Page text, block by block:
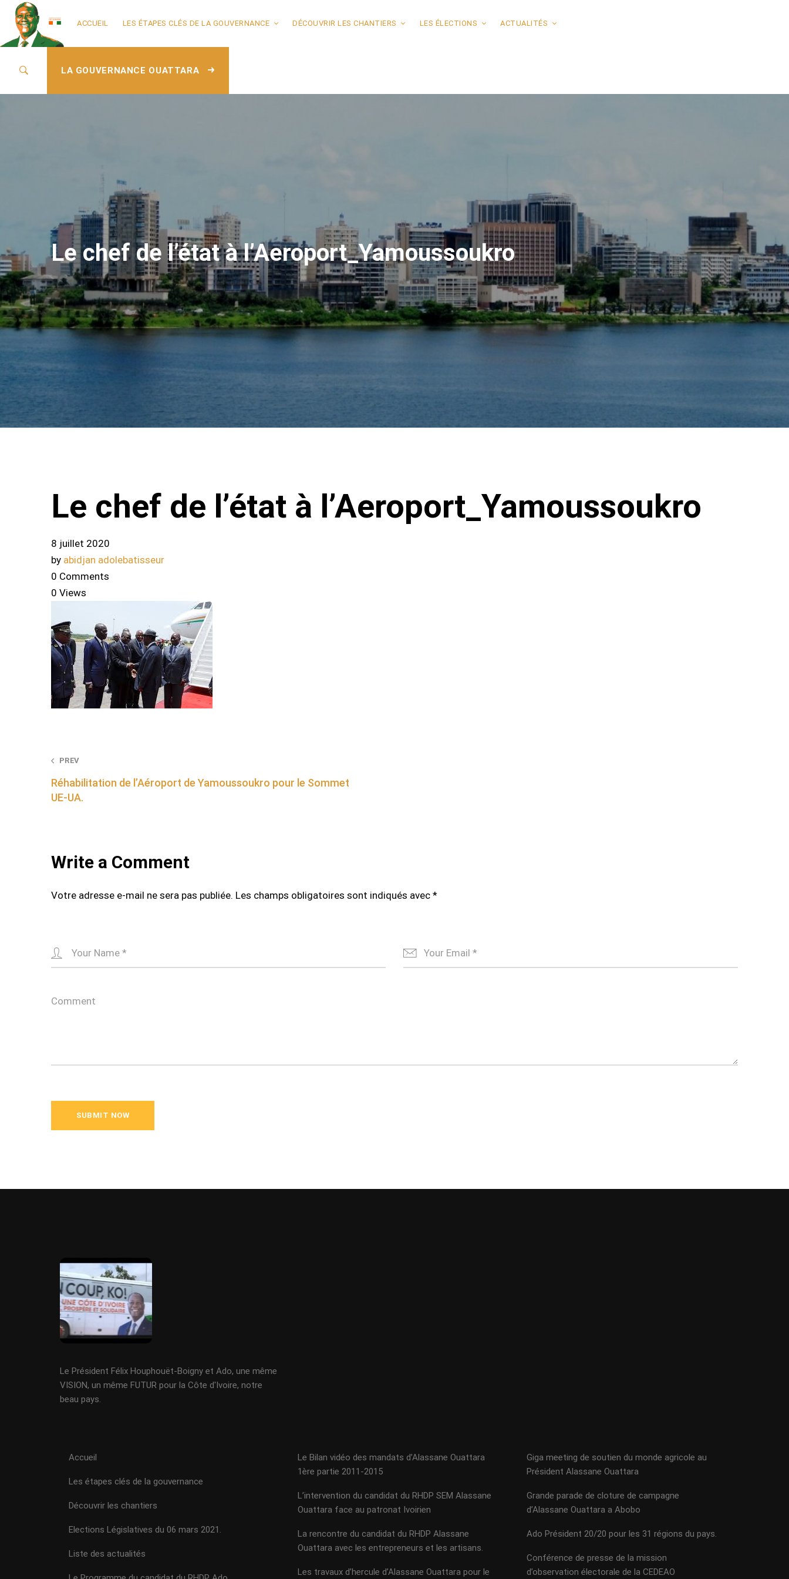
ACCUEIL LES ÉTAPES CLÉS DE LA GOUVERNANCE DÉCOUVRIR LES CHANTIERS LES ÉLECTIONS ACTUALITÉS
LA GOUVERNANCE OUATTARA
Le chef de l’état à l’Aeroport_Yamoussoukro
Le chef de l’état à l’Aeroport_Yamoussoukro
8 juillet 2020
by abidjan adolebatisseur
0 Comments
0 Views
Post
navigation
PREV
Réhabilitation de l’Aéroport de Yamoussoukro pour le Sommet
UE-UA.
Write a Comment
Votre adresse e-mail ne sera pas publiée. Les champs obligatoires sont indiqués avec *
Le Président Félix Houphouët-Boigny et Ado, une même
VISION, un même FUTUR pour la Côte d'Ivoire, notre
beau pays.
Accueil
Les étapes clés de la gouvernance
Découvrir les chantiers
Elections Législatives du 06 mars 2021.
Liste des actualités
Le Bilan vidéo des mandats d’Alassane Ouattara
1ère partie 2011-2015
L’intervention du candidat du RHDP SEM Alassane
Ouattara face au patronat Ivoirien
La rencontre du candidat du RHDP Alassane
Ouattara avec les entrepreneurs et les artisans.
Les travaux d’hercule d’Alassane Ouattara pour le
Giga meeting de soutien du monde agricole au
Président Alassane Ouattara
Grande parade de cloture de campagne
d’Alassane Ouattara a Abobo
Ado Président 20/20 pour les 31 régions du pays.
Conférence de presse de la mission
d’observation électorale de la CEDEAO